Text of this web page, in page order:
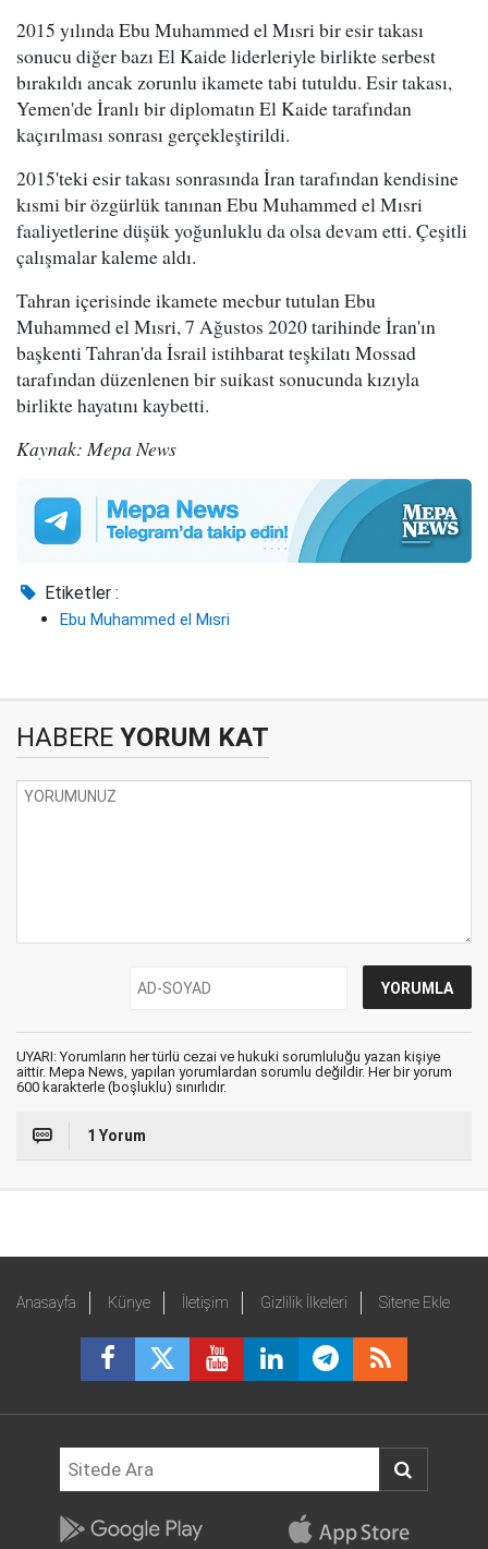
2015 yılında Ebu Muhammed el Mısri bir esir takası
sonucu diğer bazı El Kaide liderleriyle birlikte serbest
bırakıldı ancak zorunlu ikamete tabi tutuldu. Esir takası,
Yemen'de İranlı bir diplomatın El Kaide tarafından
kaçırılması sonrası gerçekleştirildi.
2015'teki esir takası sonrasında İran tarafından kendisine
kısmi bir özgürlük tanınan Ebu Muhammed el Mısri
faaliyetlerine düşük yoğunluklu da olsa devam etti. Çeşitli
çalışmalar kaleme aldı.
Tahran içerisinde ikamete mecbur tutulan Ebu
Muhammed el Mısri, 7 Ağustos 2020 tarihinde İran'ın
başkenti Tahran'da İsrail istihbarat teşkilatı Mossad
tarafından düzenlenen bir suikast sonucunda kızıyla
birlikte hayatını kaybetti.
Kaynak: Mepa News
Etiketler :
Ebu Muhammed el Mısri
HABERE YORUM KAT
UYARI: Yorumların her türlü cezai ve hukuki sorumluluğu yazan kişiye
aittir. Mepa News, yapılan yorumlardan sorumlu değildir. Her bir yorum
600 karakterle (boşluklu) sınırlıdır.
1 Yorum
Anasayfa Künye İletişim Gizlilik İlkeleri Sitene Ekle